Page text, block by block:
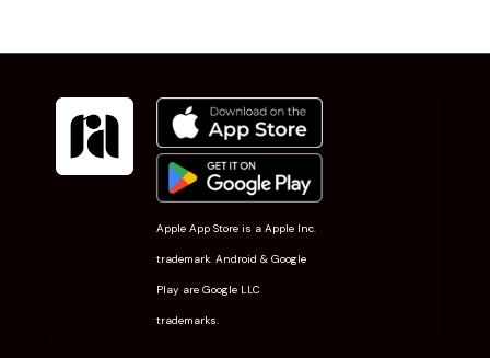
Apple App Store is a Apple Inc.
trademark. Android & Google
Play are Google LLC
trademarks.